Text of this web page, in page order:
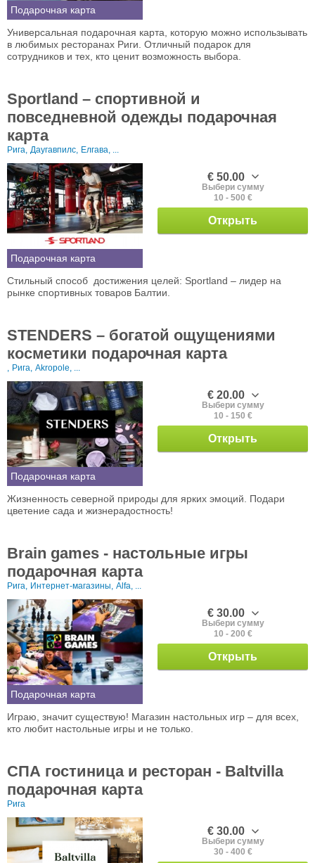
Подарочная карта
Универсальная подарочная карта, которую можно использывать
в любимых ресторанах Риги. Отличный подарок для
сотрудников и тех, кто ценит возможность выбора.
Sportland – спортивной и
повседневной одежды подарочная
карта
Рига, Даугавпилс, Елгава, ...
Подарочная карта
€ 50.00
Выбери сумму
10 - 500 €
Открыть
Стильный способ достижения целей: Sportland – лидер на
рынке спортивных товаров Балтии.
STENDERS – богатой ощущениями
косметики подарочная карта
, Рига, Akropole, ...
Подарочная карта
€ 20.00
Выбери сумму
10 - 150 €
Открыть
Жизненность северной природы для ярких эмоций. Подари
цветение сада и жизнерадостность!
Brain games - настольные игры
подарочная карта
Рига, Интернет-магазины, Alfa, ...
Подарочная карта
€ 30.00
Выбери сумму
10 - 200 €
Открыть
Играю, значит существую! Магазин настольных игр – для всех,
кто любит настольные игры и не только.
СПА гостиница и ресторан - Baltvilla
подарочная карта
Рига
€ 30.00
Выбери сумму
30 - 400 €